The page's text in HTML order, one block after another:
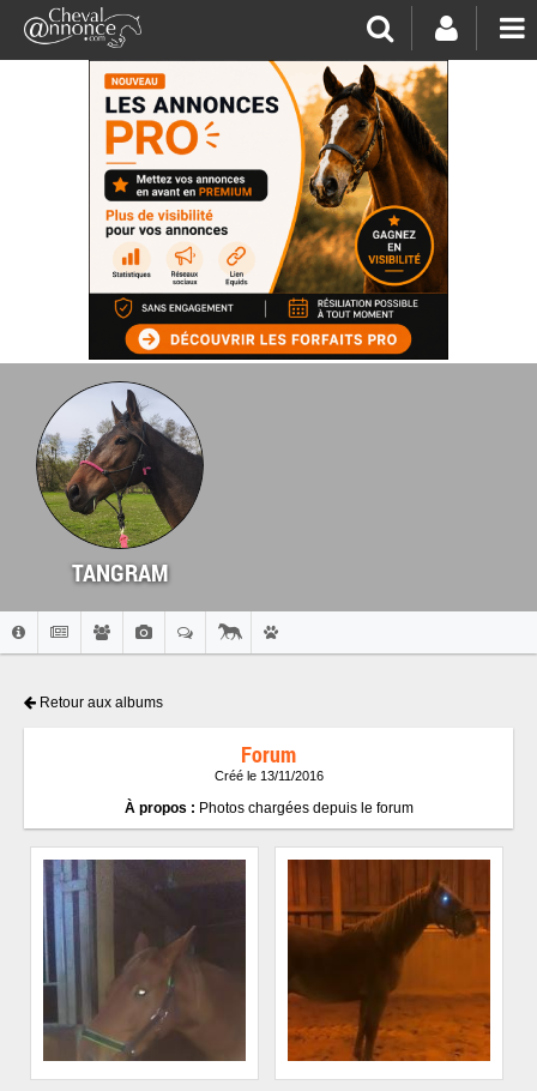
TANGRAM
Retour aux albums
Forum
Créé le 13/11/2016
À propos : Photos chargées depuis le forum